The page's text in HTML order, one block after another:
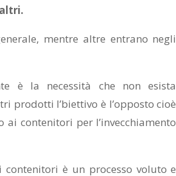
mentre altre entrano negli
è la necessità che non esista
prodotti l’biettivo è l’opposto cioè
contenitori per l’invecchiamento
è un processo voluto e